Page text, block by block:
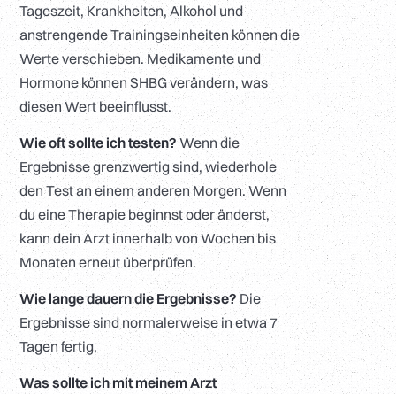
Tageszeit, Krankheiten, Alkohol und
anstrengende Trainingseinheiten können die
Werte verschieben. Medikamente und
Hormone können SHBG verändern, was
diesen Wert beeinflusst.
Wie oft sollte ich testen?Wenn die
Ergebnisse grenzwertig sind, wiederhole
den Test an einem anderen Morgen. Wenn
du eine Therapie beginnst oder änderst,
kann dein Arzt innerhalb von Wochen bis
Monaten erneut überprüfen.
Wie lange dauern die Ergebnisse?Die
Ergebnisse sind normalerweise in etwa 7
Tagen fertig.
Was sollte ich mit meinem Arzt